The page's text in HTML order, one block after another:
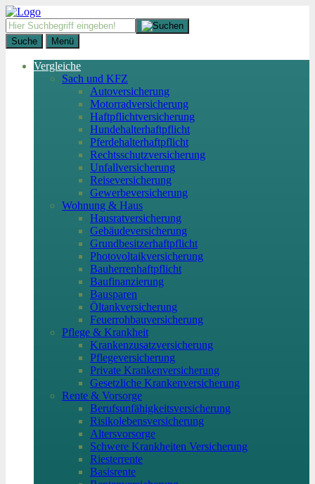
Suche Menü
Vergleiche
Sach und KFZ
Autoversicherung
Motorradversicherung
Haftpflichtversicherung
Hundehalterhaftpflicht
Pferdehalterhaftpflicht
Rechtsschutzversicherung
Unfallversicherung
Reiseversicherung
Gewerbeversicherung
Wohnung & Haus
Hausratversicherung
Gebäudeversicherung
Grundbesitzerhaftpflicht
Photovoltaikversicherung
Bauherrenhaftpflicht
Baufinanzierung
Bausparen
Öltankversicherung
Feuerrohbauversicherung
Pflege & Krankheit
Krankenzusatzversicherung
Pflegeversicherung
Private Krankenversicherung
Gesetzliche Krankenversicherung
Rente & Vorsorge
Berufs­unfähigkeitsversicherung
Risikolebensversicherung
Altersvorsorge
Schwere Krankheiten Versicherung
Riesterrente
Basisrente